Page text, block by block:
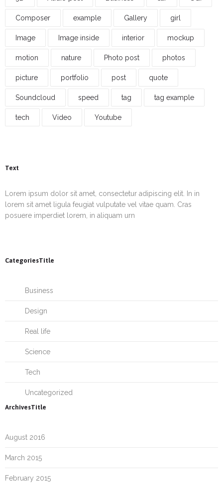
Composer example Gallery girl
Image Image inside interior mockup
motion nature Photo post photos
picture portfolio post quote
Soundcloud speed tag tag example
tech Video Youtube
Text
Lorem ipsum dolor sit amet, consectetur adipiscing elit. In in
lorem sit amet ligula feugiat vulputate vel vitae quam. Cras
posuere imperdiet lorem, in aliquam urn
CategoriesTitle
Business
Design
Real life
Science
Tech
Uncategorized
ArchivesTitle
August 2016
March 2015
February 2015